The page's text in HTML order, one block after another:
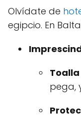
Olvídate de
egipcio. En
pega,